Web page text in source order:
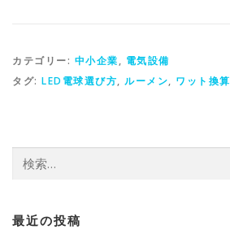
カテゴリー: 中小企業, 電気設備
タグ: LED電球選び方, ルーメン, ワット換算
索:
最近の投稿